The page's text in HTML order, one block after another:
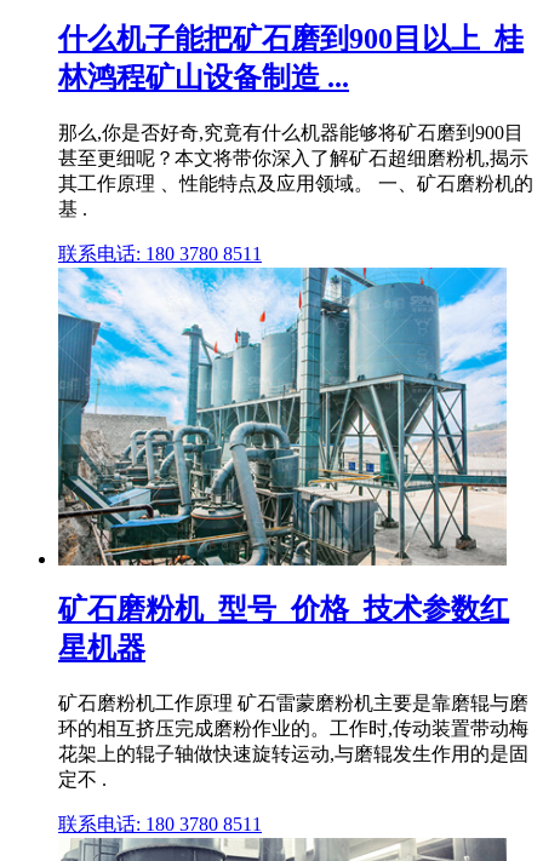
什么机子能把矿石磨到900目以上_桂
林鸿程矿山设备制造 ...
那么,你是否好奇,究竟有什么机器能够将矿石磨到900目
甚至更细呢？本文将带你深入了解矿石超细磨粉机,揭示
其工作原理 、性能特点及应用领域。 一、矿石磨粉机的
基 .
联系电话: 180 3780 8511
矿石磨粉机_型号_价格_技术参数红
星机器
矿石磨粉机工作原理 矿石雷蒙磨粉机主要是靠磨辊与磨
环的相互挤压完成磨粉作业的。工作时,传动装置带动梅
花架上的辊子轴做快速旋转运动,与磨辊发生作用的是固
定不 .
联系电话: 180 3780 8511